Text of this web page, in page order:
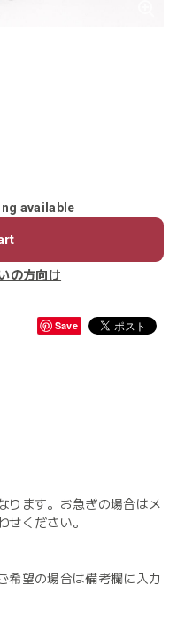
available
の方向け
Save
ります。お急ぎの場合はメ
せください。
希望の場合は備考欄に入力